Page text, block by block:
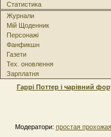
Статистика
Журнали
Мій Щоденник
Персонажі
Фанфикшн
Газети
Тех. оновлення
Зарплатня
Гаррі Поттер і чарівний
Модератори: простая прохожая